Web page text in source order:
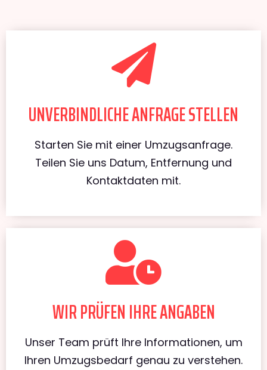
UNVERBINDLICHE ANFRAGE STELLEN
Starten Sie mit einer Umzugsanfrage.
Teilen Sie uns Datum, Entfernung und
Kontaktdaten mit.
WIR PRÜFEN IHRE ANGABEN
Unser Team prüft Ihre Informationen, um
Ihren Umzugsbedarf genau zu verstehen.